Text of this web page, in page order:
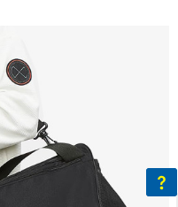
во продавницата по ваш